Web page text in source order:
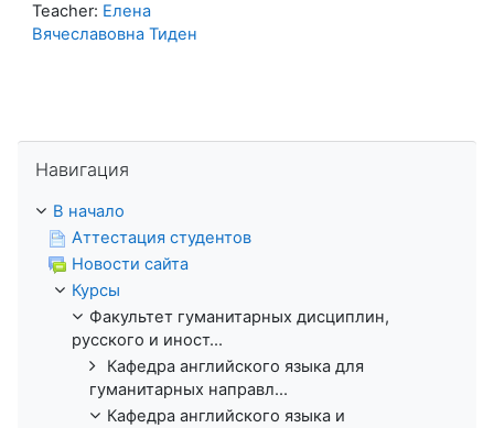
Teacher: Елена
Вячеславовна Тиден
Навигация
В начало
Аттестация студентов
Новости сайта
Курсы
Факультет гуманитарных дисциплин,
русского и иност...
Кафедра английского языка для
гуманитарных направл...
Кафедра английского языка и